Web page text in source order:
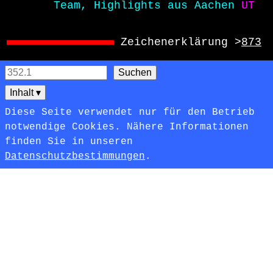
Team, Highlights aus Aachen
UT
Zeichenerklärung >873
Inhalt▾
Diese Seite verwendet nur für den Betrieb
notwendige Cookies. Nähere Informationen
finden Sie in unseren
Datenschutzbestimmungen .